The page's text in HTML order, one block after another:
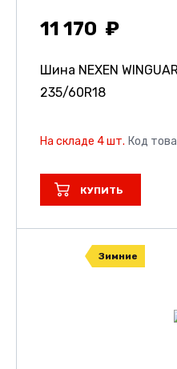
11 170
Шина NEXEN
235/60R18
На складе 4 шт. Код
КУПИТЬ
Зимние